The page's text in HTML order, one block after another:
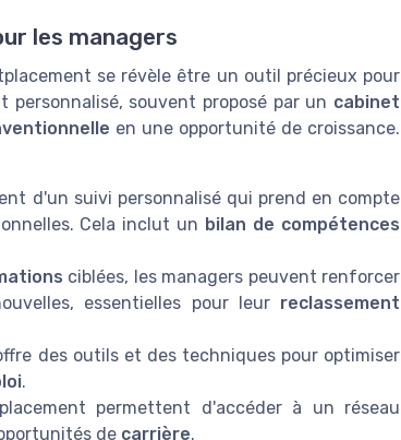
les managers
se révèle être un outil précieux pour
personnalisé, souvent proposé par un cabinet
en une opportunité de croissance.
d'un suivi personnalisé qui prend en compte
Cela inclut un bilan de compétences
ciblées, les managers peuvent renforcer
essentielles pour leur reclassement
des outils et des techniques pour optimiser
.
permettent d'accéder à un réseau
de carrière.